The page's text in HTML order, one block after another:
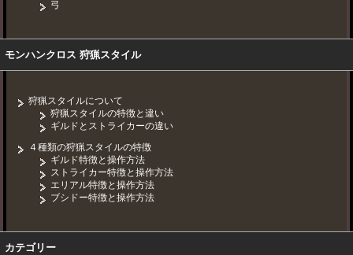
弓
モンハンクロス 狩猟スタイル
狩猟スタイルについて
狩猟スタイルの特徴と違い
ギルドとストライカーの違い
４種類の狩猟スタイルの特徴
ギルド特徴と操作方法
ストライカー特徴と操作方法
エリアル特徴と操作方法
ブシドー特徴と操作方法
カテゴリー